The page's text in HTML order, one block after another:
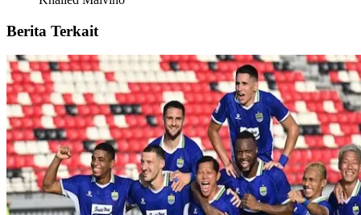
Berita Terkait